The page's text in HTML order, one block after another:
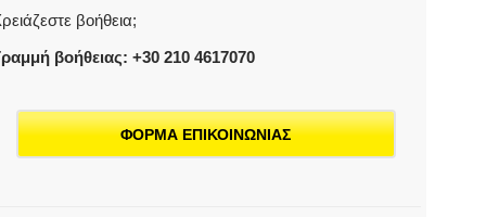
βοήθεια;
βοήθειας: +30 210 4617070
ΦΟΡΜΑ ΕΠΙΚΟΙΝΩΝΙΑΣ